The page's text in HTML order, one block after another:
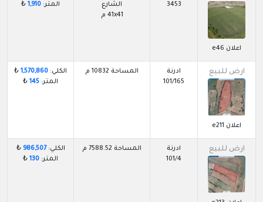
اعلان e46
3453
الشارع
41x41 م
المتر: 1,910
₺
ارض للبيع
اعلان e211
ادرنة
101/165
المساحة 10832 م الكلي: 1,570,860
₺
المتر: 145
₺
ارض للبيع
ادرنة
101/4
المساحة 7588.52 م الكلي:986,507
₺
المتر: 130
₺